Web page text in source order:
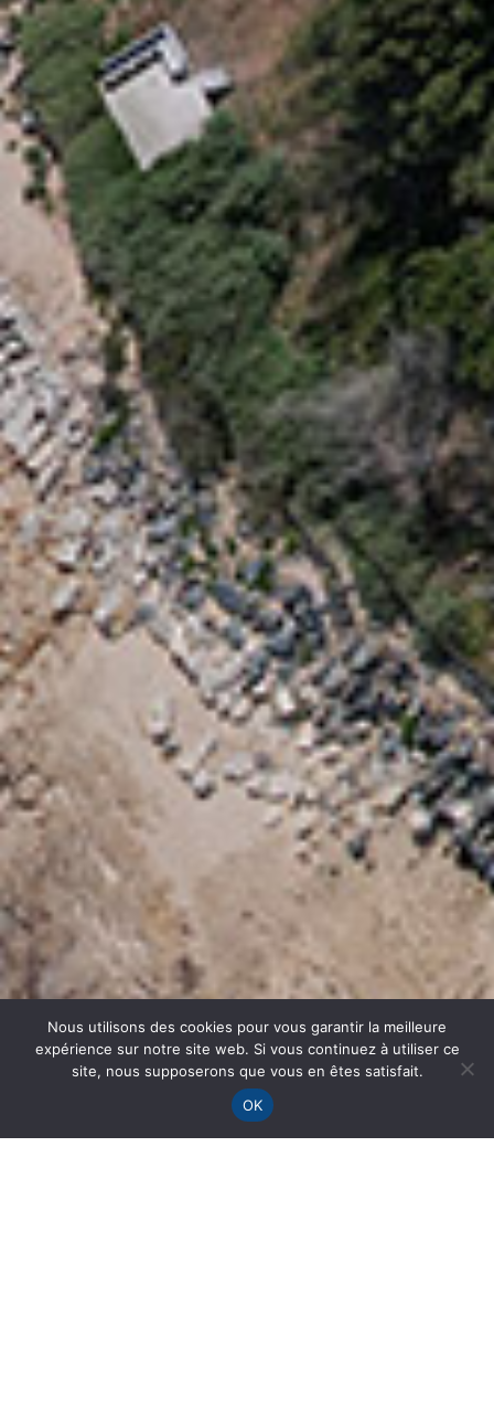
Nous utilisons des cookies pour vous garantir la meilleure
expérience sur notre site web. Si vous continuez à utiliser ce
site, nous supposerons que vous en êtes satisfait.
OK